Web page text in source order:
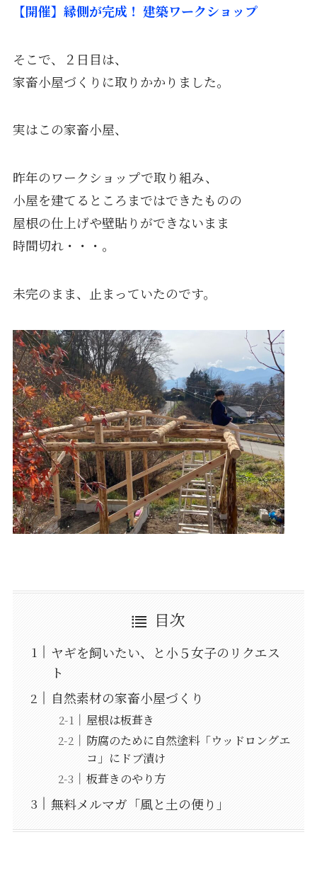
【開催】縁側が完成！ 建築ワークショップ
そこで、２日目は、
家畜小屋づくりに取りかかりました。
実はこの家畜小屋、
昨年のワークショップで取り組み、
小屋を建てるところまではできたものの
屋根の仕上げや壁貼りができないまま
時間切れ・・・。
未完のまま、止まっていたのです。
目次
ヤギを飼いたい、と小５女子のリクエス
ト
自然素材の家畜小屋づくり
屋根は板葺き
防腐のために自然塗料「ウッドロングエ
コ」にドブ漬け
板葺きのやり方
無料メルマガ「風と土の便り」